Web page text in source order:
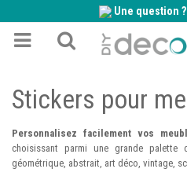
Une question ?
Stickers pour
Personnalisez facilement vos
choisissant parmi une grande
géométrique, abstrait, art déco, vintage,